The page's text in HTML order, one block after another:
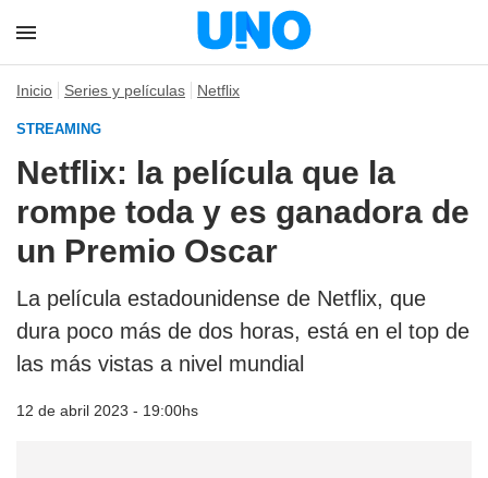
Inicio Series y películas Netflix
STREAMING
Netflix: la película que la
rompe toda y es ganadora de
un Premio Oscar
La película estadounidense de Netflix, que
dura poco más de dos horas, está en el top de
las más vistas a nivel mundial
12 de abril 2023 - 19:00hs